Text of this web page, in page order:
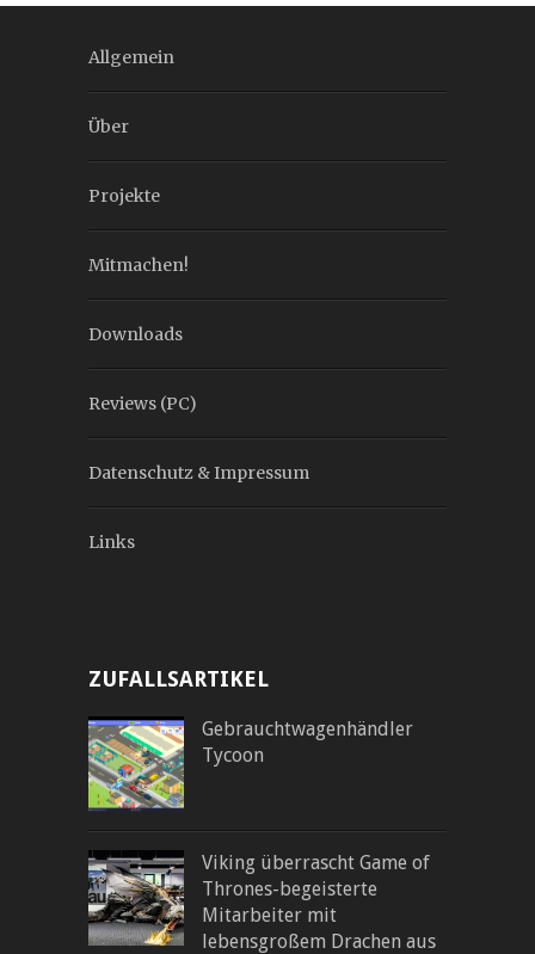
Allgemein
Über
Projekte
Mitmachen!
Downloads
Reviews (PC)
Datenschutz & Impressum
Links
ZUFALLSARTIKEL
Gebrauchtwagenhändler
Tycoon
Viking überrascht Game of
Thrones-begeisterte
Mitarbeiter mit
lebensgroßem Drachen aus